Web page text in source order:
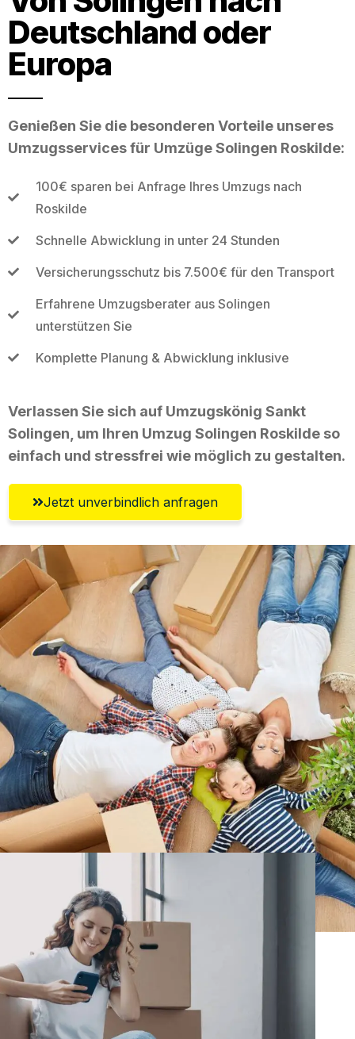
Deutschland oder
Europa
Genießen Sie die besonderen Vorteile unseres
Umzugsservices für Umzüge Solingen Roskilde:
100€ sparen bei Anfrage Ihres Umzugs nach
Roskilde
Schnelle Abwicklung in unter 24 Stunden
Versicherungsschutz bis 7.500€ für den Transport
Erfahrene Umzugsberater aus Solingen
unterstützen Sie
Komplette Planung & Abwicklung inklusive
Verlassen Sie sich auf Umzugskönig Sankt
Solingen, um Ihren Umzug Solingen Roskilde so
einfach und stressfrei wie möglich zu gestalten.
Jetzt unverbindlich anfragen